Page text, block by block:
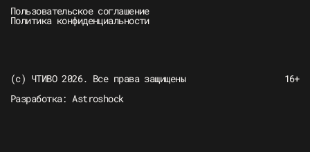
Пользовательское соглашение
Политика конфиденциальности
16+
(c) ЧТИВО 2026. Все права защищены
Разработка:Astroshock